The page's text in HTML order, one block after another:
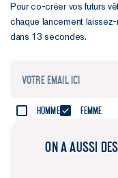
Pour co-créer vos futurs
chaque lancement
dans 13 secondes.
Homme Femme
ON A AUSSI